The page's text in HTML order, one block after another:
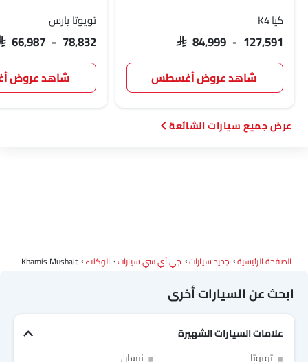
جيتور GWM سوإست جايكو
أومودا سكاي ويل
إم هيرو دودج كاديلاك أستون مارتن
رام بوغاتي
كيا K4
SAR 84,999 - 127,591
شاهد عروض أغسطس
تويوتا يارس
66,987 - 78,832
شاهد عروض
سيارات الشائعة
الصفحة الرئيسية جديد سيارات جي أي سي سيارات الوكلاء Khamis Mushait
ابحث عن السيارات أخرى
علامات السيارات الشهيرة
تويوتا
نيسان
Link Your Facebook Account